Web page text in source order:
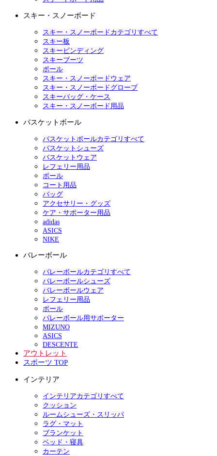
スキー・スノーボード
スキー・スノーボードカテゴリすべて
スキー板
スキービンディング
スキーブーツ
ポール
スキー・スノーボードウェア
スキー・スノーボードグローブ
スキーバッグ・ケース
スキー・スノーボード用品
バスケットボール
バスケットボールカテゴリすべて
バスケットシューズ
バスケットウェア
レフェリー用品
ボール
コート用品
バッグ
アクセサリー・グッズ
ケア・サポーター用品
adidas
ASICS
NIKE
バレーボール
バレーボールカテゴリすべて
バレーボールシューズ
バレーボールウェア
レフェリー用品
ボール
バレーボール用サポーター
MIZUNO
ASICS
DESCENTE
アウトレット
スポーツ TOP
インテリア
インテリアカテゴリすべて
クッション
ルームシューズ・スリッパ
ラグ・マット
ブランケット
ベッド・寝具
カーテン